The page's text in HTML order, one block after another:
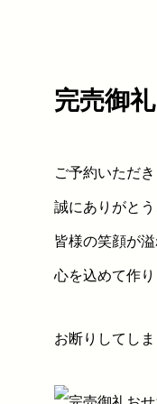
完売御
ご予約いただ
誠にありがと
皆様の笑顔が
心を込めて作
お断りしてし